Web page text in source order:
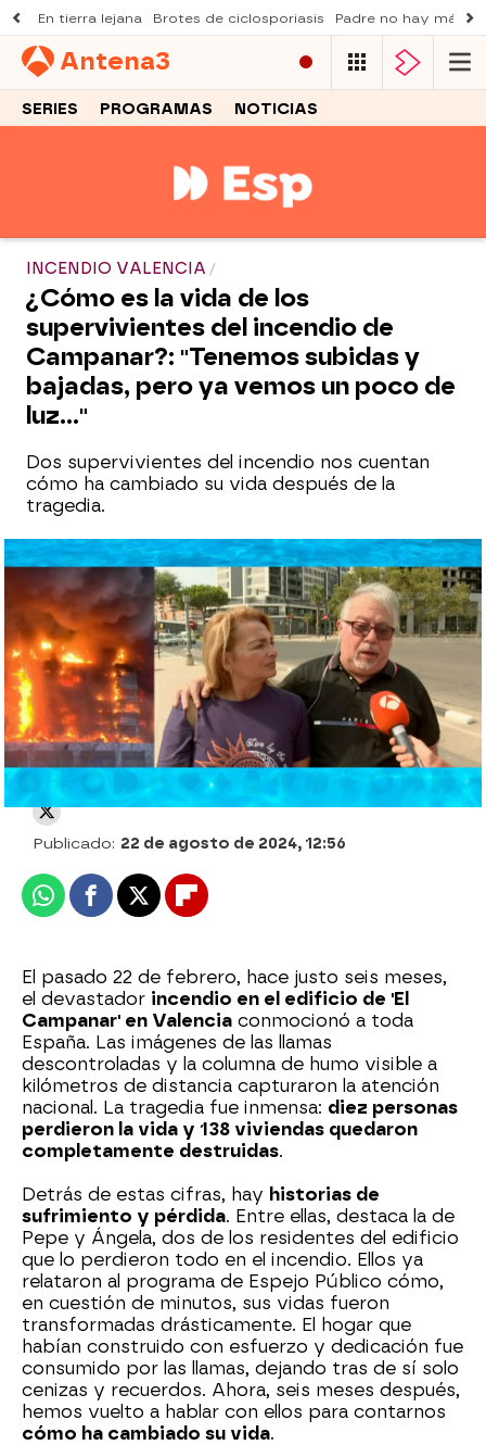
En tierra lejana Brotes de ciclosporiasis Padre no hay más
Antena3
SERIES PROGRAMAS NOTICIAS
INCENDIO VALENCIA
¿Cómo es la vida de los
supervivientes del incendio de
Campanar?: "Tenemos subidas y
bajadas, pero ya vemos un poco de
luz..."
Dos supervivientes del incendio nos cuentan
cómo ha cambiado su vida después de la
tragedia.
Susanna Griso entra en el edificio
incendiado en Campanar: "Parece un
escenario de guerra"
Espejo Público
Publicado: 22 de agosto de 2024, 12:56
WhatsappFacebook
X Flipboard
El pasado 22 de febrero, hace justo seis meses,
el devastador incendio en el edificio de 'El
Campanar' en Valencia conmocionó a toda
España. Las imágenes de las llamas
descontroladas y la columna de humo visible a
kilómetros de distancia capturaron la atención
nacional. La tragedia fue inmensa: diez personas
perdieron la vida y 138 viviendas quedaron
completamente destruidas.
Detrás de estas cifras, hay historias de
sufrimiento y pérdida. Entre ellas, destaca la de
Pepe y Ángela, dos de los residentes del edificio
que lo perdieron todo en el incendio. Ellos ya
relataron al programa de Espejo Público cómo,
en cuestión de minutos, sus vidas fueron
transformadas drásticamente. El hogar que
habían construido con esfuerzo y dedicación fue
consumido por las llamas, dejando tras de sí solo
cenizas y recuerdos. Ahora, seis meses después,
hemos vuelto a hablar con ellos para contarnos
cómo ha cambiado su vida.